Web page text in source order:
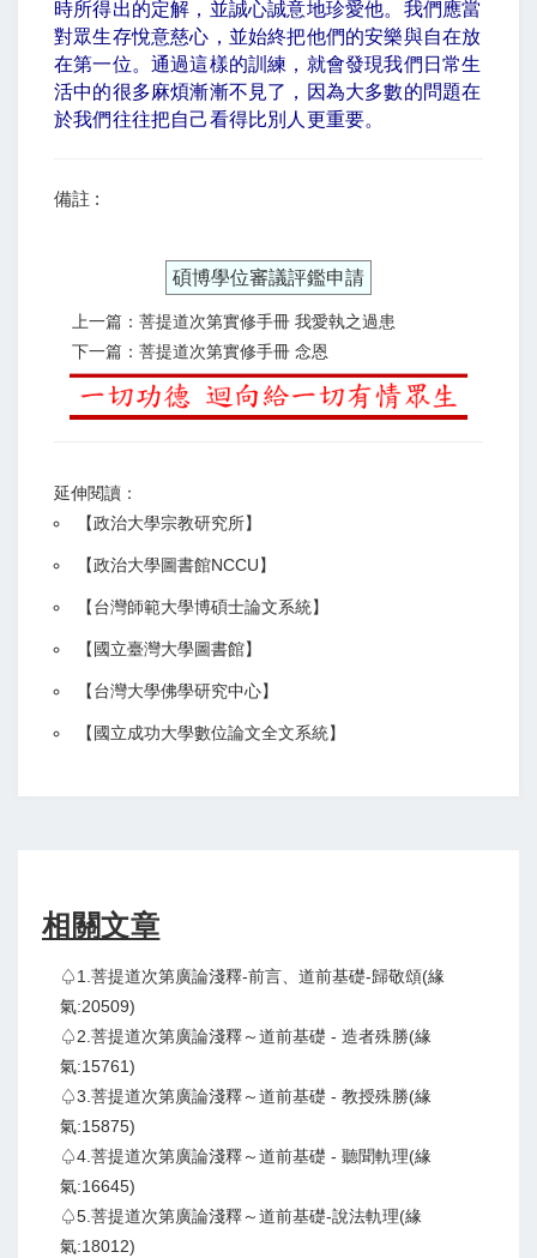
時所得出的定解，並誠心誠意地珍愛他。我們應當
對眾生存悅意慈心，並始終把他們的安樂與自在放
在第一位。通過這樣的訓練，就會發現我們日常生
活中的很多麻煩漸漸不見了，因為大多數的問題在
於我們往往把自己看得比別人更重要。
備註 :
碩博學位審議評鑑申請
上一篇：菩提道次第實修手冊 我愛執之過患
下一篇：菩提道次第實修手冊 念恩
延伸閱讀：
【政治大學宗教研究所】
【政治大學圖書館NCCU】
【台灣師範大學博碩士論文系統】
【 國立臺灣大學圖書館】
【台灣大學佛學研究中心】
【 國立成功大學數位論文全文系統】
相關文章
♤1.菩提道次第廣論淺釋-前言、道前基礎-歸敬頌(緣
氣:20509)
♤2.菩提道次第廣論淺釋～道前基礎 - 造者殊勝(緣
氣:15761)
♤3.菩提道次第廣論淺釋～道前基礎 - 教授殊勝(緣
氣:15875)
♤4.菩提道次第廣論淺釋～道前基礎 - 聽聞軌理(緣
氣:16645)
♤5.菩提道次第廣論淺釋～道前基礎-說法軌理(緣
氣:18012)